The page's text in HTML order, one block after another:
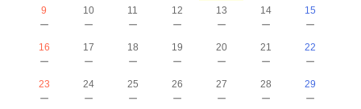
9
－
10
－
11
－
12
－
13
－
14
－
15
－
16
－
17
－
18
－
19
－
20
－
21
－
22
－
23
－
24
－
25
－
26
－
27
－
28
－
29
－